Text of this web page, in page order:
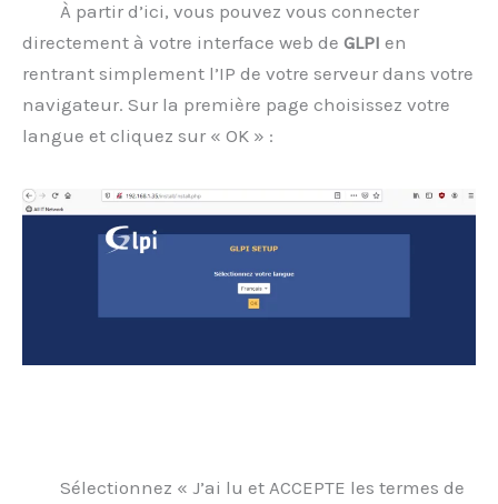
À partir d’ici, vous pouvez vous connecter
directement à votre interface web de GLPI en
rentrant simplement l’IP de votre serveur dans votre
navigateur. Sur la première page choisissez votre
langue et cliquez sur « OK » :
Sélectionnez « J’ai lu et ACCEPTE les termes de